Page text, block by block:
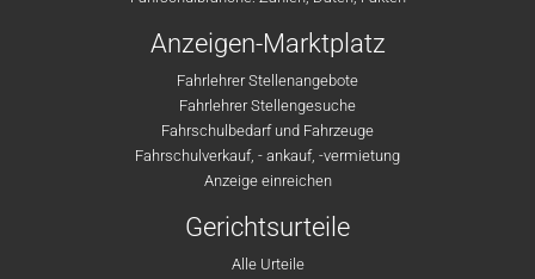
Anzeigen-Marktplatz
Fahrlehrer Stellenangebote
Fahrlehrer Stellengesuche
Fahrschulbedarf und Fahrzeuge
Fahrschulverkauf, - ankauf, -vermietung
Anzeige einreichen
Gerichtsurteile
Alle Urteile